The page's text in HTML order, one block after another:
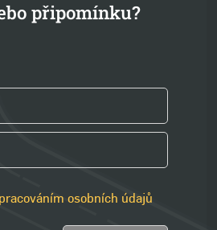
připomínku?
osobních údajů